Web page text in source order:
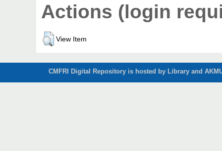
Actions (login
View Item
CMFRI Digital Repository is hosted by Library and